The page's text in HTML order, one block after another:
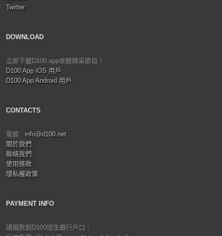
Twitter
DOWNLOAD
立即下載D100 app收聽精采節目！
D100 App iOS 用戶
D100 App Android 用戶
CONTACTS
電郵 : info@d100.net
關於我們
聯絡我們
使用條款
隱私權政策
PAYMENT INFO
請捐款到D100恒生銀行戶口：